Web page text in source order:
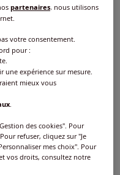
confortable
partenaires, nous utilisons
votre consentement.
pour :
expérience sur mesure.
mieux vous
.
des cookies". Pour
refuser, cliquez sur "Je
mes choix". Pour
vos droits, consultez notre